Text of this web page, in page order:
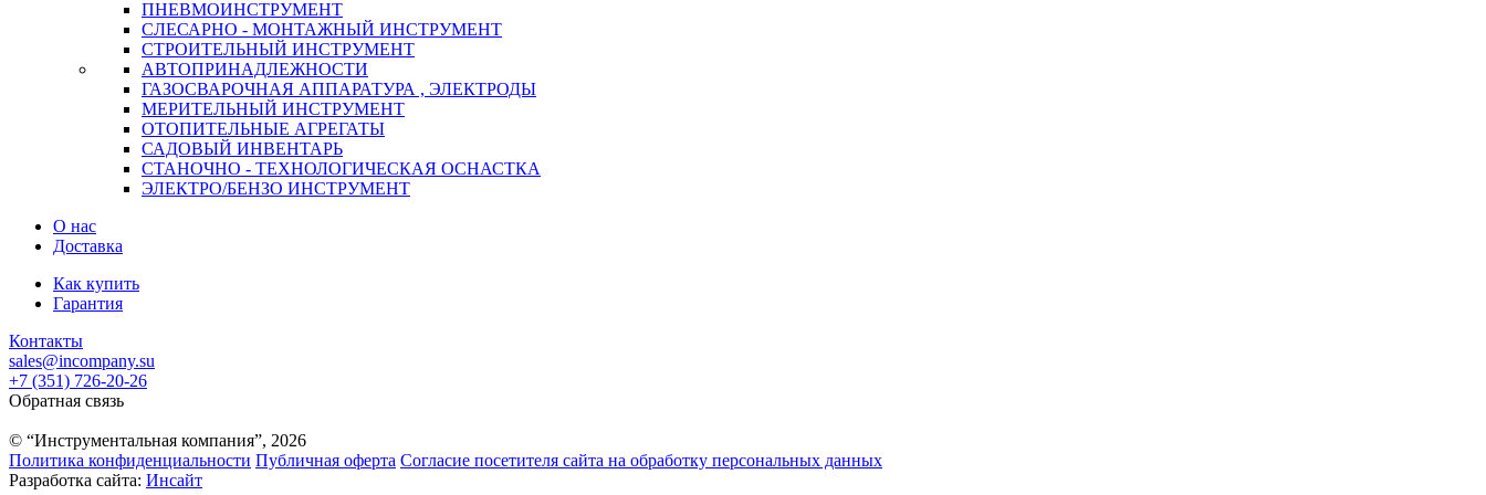
ПНЕВМОИНСТРУМЕНТ
СЛЕСАРНО - МОНТАЖНЫЙ ИНСТРУМЕНТ
СТРОИТЕЛЬНЫЙ ИНСТРУМЕНТ
АВТОПРИНАДЛЕЖНОСТИ
ГАЗОСВАРОЧНАЯ АППАРАТУРА , ЭЛЕКТРОДЫ
МЕРИТЕЛЬНЫЙ ИНСТРУМЕНТ
ОТОПИТЕЛЬНЫЕ АГРЕГАТЫ
САДОВЫЙ ИНВЕНТАРЬ
СТАНОЧНО - ТЕХНОЛОГИЧЕСКАЯ ОСНАСТКА
ЭЛЕКТРО/БЕНЗО ИНСТРУМЕНТ
О нас
Доставка
Как купить
Гарантия
Контакты
sales@incompany.su
+7 (351) 726-20-26
Обратная связь
© “Инструментальная компания”, 2026
Политика конфиденциальности Публичная оферта Согласие посетителя сайта на обработку персональных данных
Разработка сайта: Инсайт